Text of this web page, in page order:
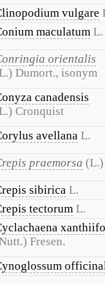
vulgare
maculatum L.
orientalis
Dumort., isonym
canadensis
Cronquist
avellana L.
praemorsa (L.)
sibirica L.
tectorum L.
Fresen.